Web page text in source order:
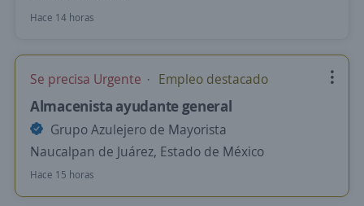
Hace 14 horas
Se precisa Urgente Empleo destacado
Almacenista ayudante general
Grupo Azulejero de Mayorista
Naucalpan de Juárez, Estado de México
Hace 15 horas